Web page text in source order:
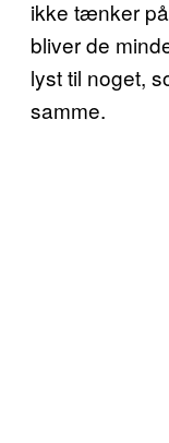
ikke tænker
bliver de
lyst til noget,
samme.